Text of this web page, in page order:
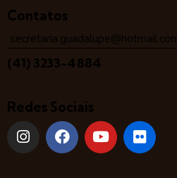
Contatos
(41) 3233-4884
Redes Sociais